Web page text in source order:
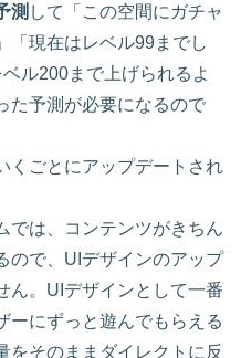
測 して「この空間にガチャ
「現在はレベル99までし
ル200まで上げられるよ
た予測が必要になるので
くごとにアップデートされ
では、コンテンツがきちん
ので、UIデザインのアップ
ん。UIデザインとして一番
ーにずっと遊んでもらえる
をそのままダイレクトに反